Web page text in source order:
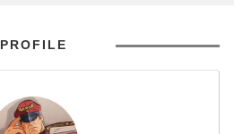
PROFILE